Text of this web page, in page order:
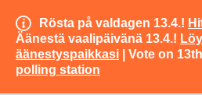
Rösta på valdagen 13.4.!
Äänestä vaalipäivänä 13.4.!
äänestyspaikkasi | Vote on
polling station